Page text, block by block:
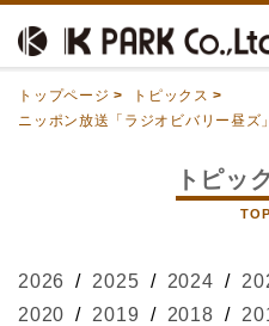
トップページ > トピックス >
ニッポン放送「ラジオビバリー昼ズ
トピッ
2026 / 2025 / 2024 /
2020 / 2019 / 2018 /